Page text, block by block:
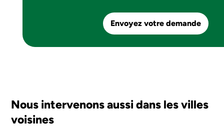
Envoyez votre demande
Nous intervenons aussi dans les villes
voisines